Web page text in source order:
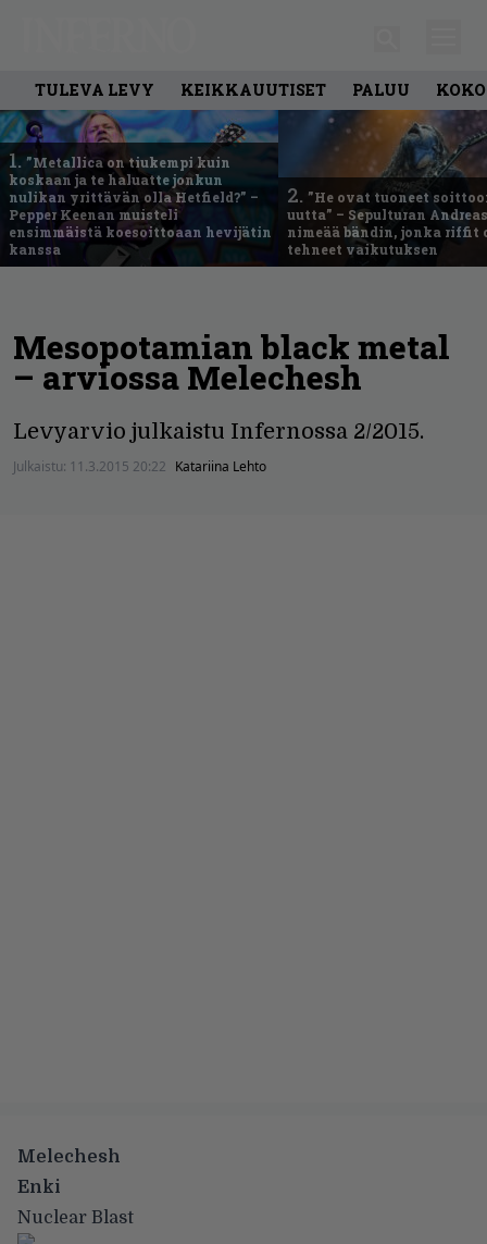
TULEVA LEVY KEIKKAUUTISET PALUU
1. ”Metallica on tiukempi kuin
koskaan ja te haluatte jonkun
nulikan yrittävän olla Hetfield?” –
Pepper Keenan muisteli
ensimmäistä koesoittoaan hevijätin
kanssa
2. ”He ovat tuoneet
uutta” – Sepulturan
nimeää bändin, jonka riffit
tehneet vaikutuksen
Mesopotamian black metal
– arviossa Melechesh
Levyarvio julkaistu Infernossa 2/2015.
Julkaistu: 11.3.2015 20:22 Katariina Lehto
Melechesh
Enki
Nuclear Blast